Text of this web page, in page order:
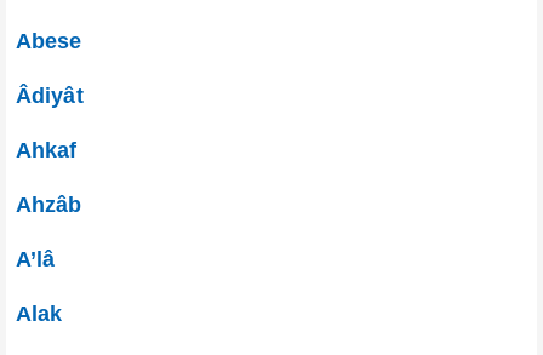
Abese
Âdiyât
Ahkaf
Ahzâb
A’lâ
Alak